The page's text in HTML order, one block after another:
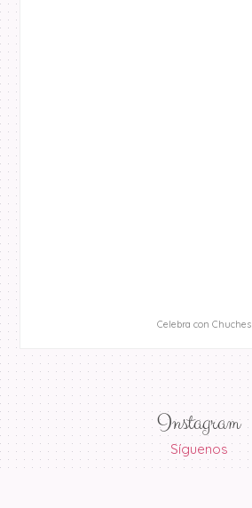
Celebra con Chuches
Instagram
Síguenos